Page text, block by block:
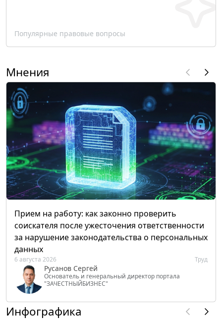
Популярные правовые вопросы
Мнения
Прием на работу: как законно проверить
соискателя после ужесточения ответственности
за нарушение законодательства о персональных
данных
6 августа 2026 Труд
Русанов Сергей
Основатель и генеральный директор портала
"ЗАЧЕСТНЫЙБИЗНЕС"
Инфографика